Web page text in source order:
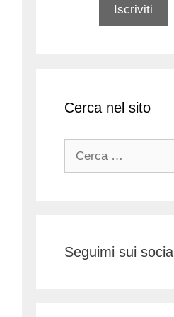
Cerca nel sito
Seguimi sui social